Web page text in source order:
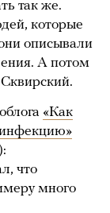
так же.
которые
описывали
А потом
«Как
что
много